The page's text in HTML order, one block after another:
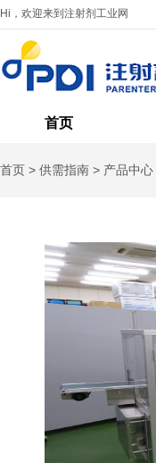
Hi，欢迎来到注射剂工业网
首页
首页 > 供需指南 > 产品中心